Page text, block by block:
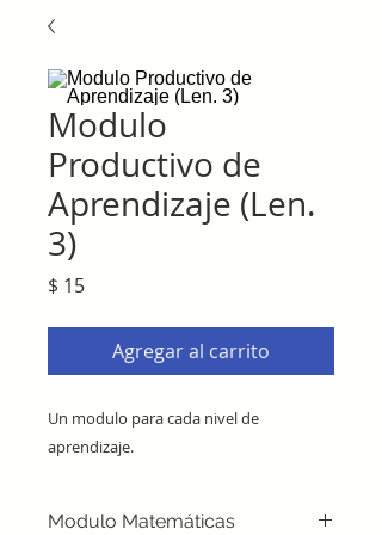
Modulo
Productivo de
Aprendizaje (Len.
3)
$ 15Precio
Agregar al carrito
Un modulo para cada nivel de
aprendizaje.
Modulo Matemáticas